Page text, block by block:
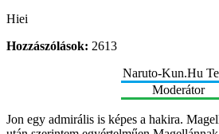
Hiei
Hozzászólások: 2613
Naruto-Kun.Hu
Moderátor
Jon egy admirális is képes a hakira.